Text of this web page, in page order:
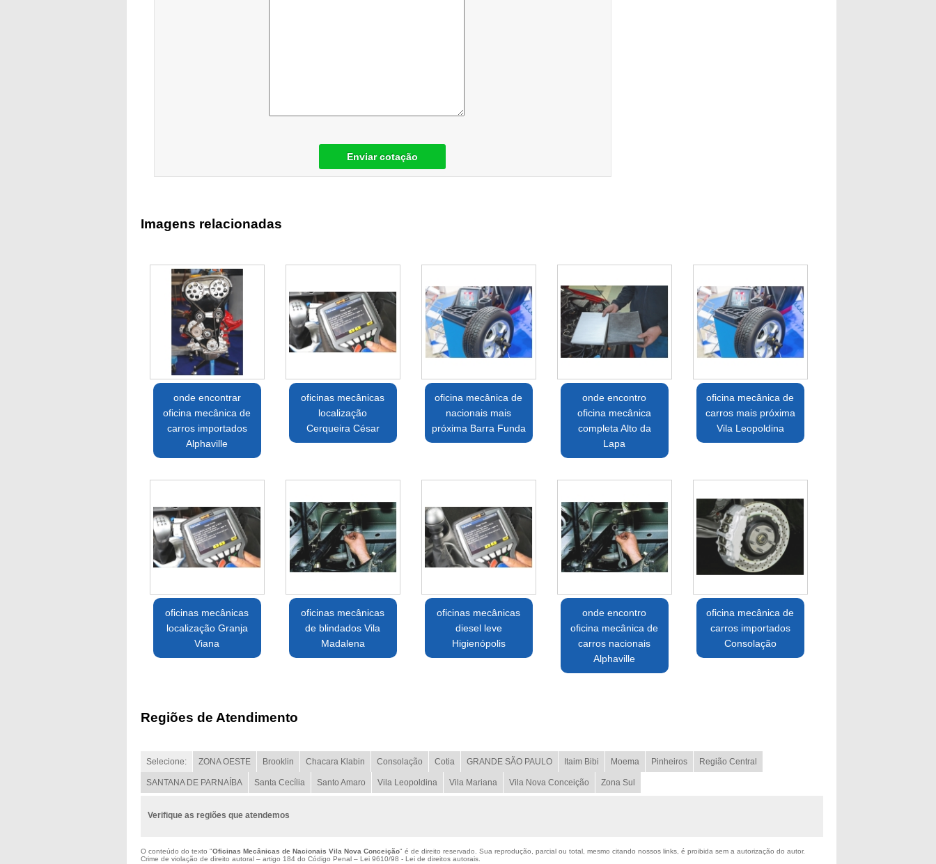
Enviar cotação
Imagens relacionadas
onde encontrar
oficina mecânica de
carros importados
Alphaville
oficinas mecânicas
localização
Cerqueira César
oficina mecânica de
nacionais mais
próxima Barra Funda
onde encontro
oficina mecânica
completa Alto da
Lapa
oficina mecânica de
carros mais próxima
Vila Leopoldina
oficinas mecânicas
localização Granja
Viana
oficinas mecânicas
de blindados Vila
Madalena
oficinas mecânicas
diesel leve
Higienópolis
onde encontro
oficina mecânica de
carros nacionais
Alphaville
oficina mecânica de
carros importados
Consolação
Regiões de Atendimento
Selecione: ZONA OESTE Brooklin Chacara Klabin Consolação Cotia GRANDE SÃO PAULO Itaim Bibi Moema Pinheiros Região Central
SANTANA DE PARNAÍBA Santa Cecília Santo Amaro Vila Leopoldina Vila Mariana Vila Nova Conceição Zona Sul
Verifique as regiões que atendemos
O conteúdo do texto "Oficinas Mecânicas de Nacionais Vila Nova Conceição" é de direito reservado. Sua reprodução, parcial ou total, mesmo citando nossos links, é proibida sem a autorização do autor.
Crime de violação de direito autoral – artigo 184 do Código Penal – Lei 9610/98 - Lei de direitos autorais.